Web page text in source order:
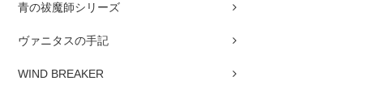
青の祓魔師シリーズ
ヴァニタスの手記
WIND BREAKER